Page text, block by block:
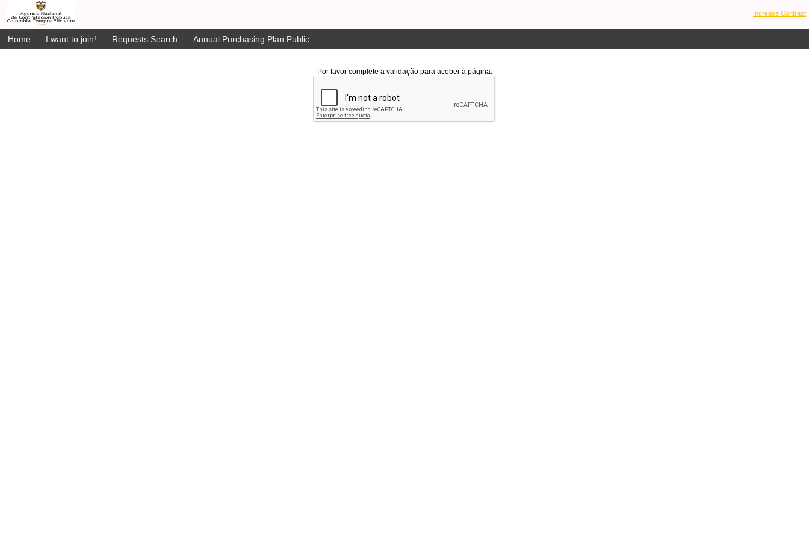
Increase Contrast
Home I want to join! Requests Search Annual Purchasing Plan Public
Por favor complete a validação para aceber à página.